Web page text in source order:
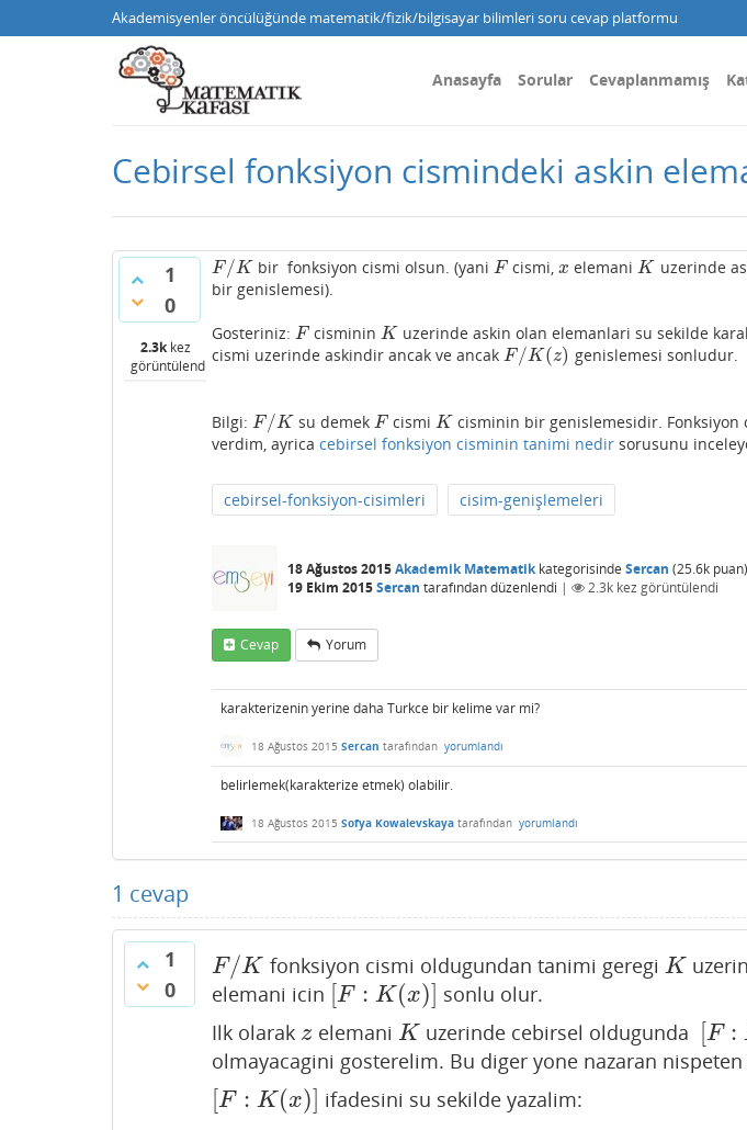
Akademisyenler öncülüğünde matematik/fizik/bilgisayar bilimleri soru cevap platformu
Anasayfa Sorular Cevaplanmamış
Cebirsel fonksiyon cismindeki askin
1
0
2.3kkez
görüntülendi
F/K
F/K bir fonksiyon cismi olsun. (yani F
F cismi, x
x elemaniK
K uzerinde
bir genislemesi).
Gosteriniz: F
F cisminin K
K uzerinde askin olan elemanlari su sekilde
cismi uzerinde askindir ancak ve ancak F/K(z)
F/K(z) genislemesi sonludur.
Bilgi: F/K
F/K su demek F
F cismi K
K cisminin bir genislemesidir.
verdim, ayrica cebirsel fonksiyon cisminin tanimi nedir sorusunu
cebirsel-fonksiyon-cisimleri cisim-genişlemeleri
18 Ağustos 2015Akademik Matematikkategorisinde Sercan (25.6k puan)
19 Ekim 2015Sercan tarafındandüzenlendi | 2.3k kez görüntülendi
Cevap Yorum
karakterizenin yerine daha Turkce bir kelime var mi?
18 Ağustos 2015 Sercan tarafından yorumlandı
belirlemek(karakterize etmek) olabilir.
18 Ağustos 2015 Sofya Kowalevskaya tarafından yorumlandı
1 cevap
1
0
F/K
F/K fonksiyon cismi oldugundan tanimi geregi K
K
elemani icin [F : K(x)]
F:K( x)]
sonlu olur.
Ilk olarak z
zelemani K
K uzerinde cebirsel oldugunda F :
F:K( z
olmayacagini gosterelim. Bu diger yone nazaran nispeten
[F : K(x)]
F:K( x)] ifadesini su sekilde yazalim: